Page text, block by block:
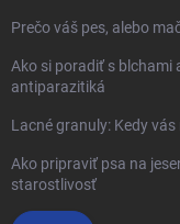
Prečo váš pes, alebo
Ako si poradiť s blchami
antiparazitiká
Lacné granuly: Kedy
Ako pripraviť psa na
starostlivosť